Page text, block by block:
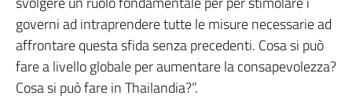
governi ad intraprendere tutte le misure necessarie ad
affrontare questa sfida senza precedenti. Cosa si può
fare a livello globale per aumentare la consapevolezza?
Cosa si può fare in Thailandia?”.